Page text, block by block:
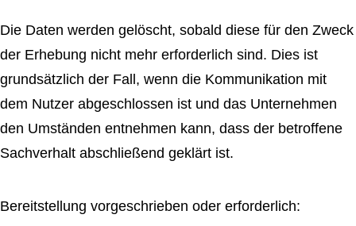
Die Daten werden gelöscht, sobald diese für den Zweck
der Erhebung nicht mehr erforderlich sind. Dies ist
grundsätzlich der Fall, wenn die Kommunikation mit
dem Nutzer abgeschlossen ist und das Unternehmen
den Umständen entnehmen kann, dass der betroffene
Sachverhalt abschließend geklärt ist.
Bereitstellung vorgeschrieben oder erforderlich: